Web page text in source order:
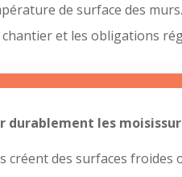
de surface des
et les obligations
durablement les
créent des surfaces froides